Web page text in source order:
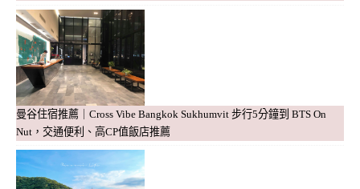
曼谷住宿推薦｜Cross Vibe Bangkok Sukhumvit 步行5分鐘到 BTS On
Nut，交通便利、高CP值飯店推薦